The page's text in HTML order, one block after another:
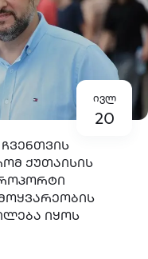
ივლ
20
ᲥᲣᲗᲐᲘᲡᲘᲡ
ᲘᲧᲝᲡ